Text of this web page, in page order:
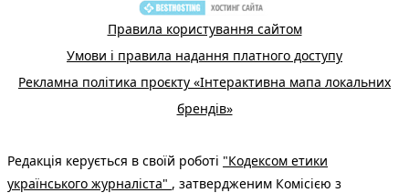
Правила користування сайтом
Умови і правила надання платного доступу
Рекламна політика проєкту «Інтерактивна мапа локальних
брендів»
Редакція керується в своїй роботі "Кодексом етики
українського журналіста" , затвердженим Комісією з